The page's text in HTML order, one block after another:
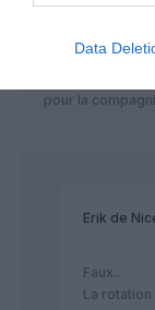
Data
CDG-NCE-DOH
pour la
Erik de
Faux..
La rotation